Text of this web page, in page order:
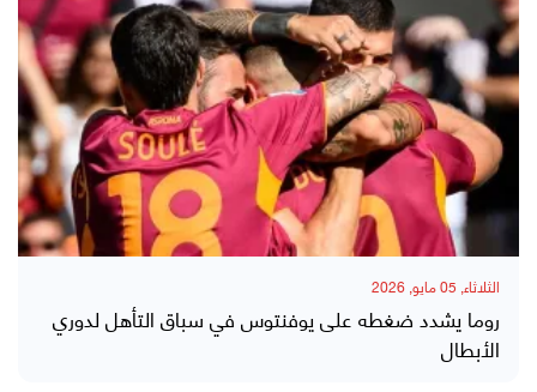
الثلاثاء, 05 مايو, 2026
روما يشدد ضغطه على يوفنتوس في سباق التأهل لدوري
الأبطال